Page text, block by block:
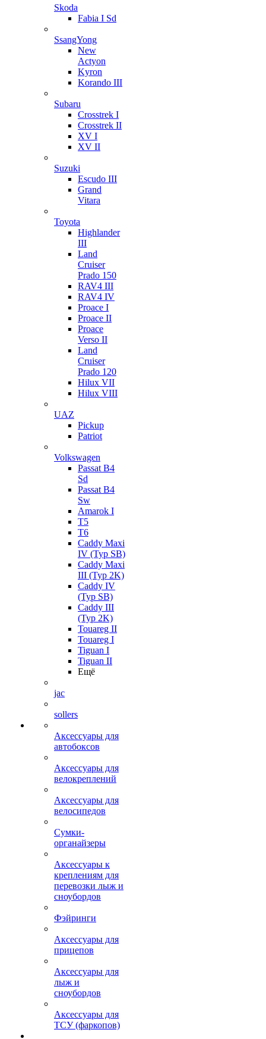
Skoda
Fabia I Sd
SsangYong
New
Actyon
Kyron
Korando III
Subaru
Crosstrek I
Crosstrek II
XV I
XV II
Suzuki
Escudo III
Grand
Vitara
Toyota
Highlander
III
Land
Cruiser
Prado 150
RAV4 III
RAV4 IV
Proace I
Proace II
Proace
Verso II
Land
Cruiser
Prado 120
Hilux VII
Hilux VIII
UAZ
Pickup
Patriot
Volkswagen
Passat B4
Sd
Passat B4
Sw
Amarok I
T5
T6
Caddy Maxi
IV (Typ SB)
Caddy Maxi
III (Typ 2K)
Caddy IV
(Typ SB)
Caddy III
(Typ 2K)
Touareg II
Touareg I
Tiguan I
Tiguan II
Ещё
jac
sollers
Аксессуары для
автобоксов
Аксессуары для
велокреплений
Аксессуары для
велосипедов
Сумки-
органайзеры
Аксессуары к
креплениям для
перевозки лыж и
сноубордов
Фэйринги
Аксессуары для
прицепов
Аксессуары для
лыж и
сноубордов
Аксессуары для
ТСУ (фаркопов)